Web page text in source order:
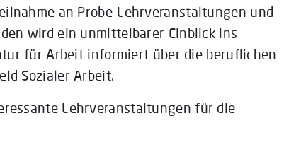
an Probe-Lehrveranstaltungen und
wird ein unmittelbarer Einblick ins
für Arbeit informiert über die beruflichen
Sozialer Arbeit.
Lehrveranstaltungen für die